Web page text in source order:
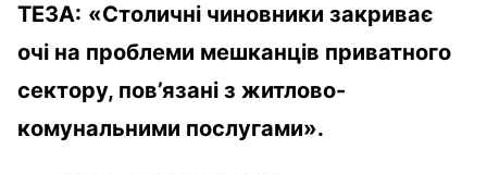
ТЕЗА: «Столичні чиновники закриває
очі на проблеми мешканців приватного
сектору, пов’язані з житлово-
комунальними послугами».